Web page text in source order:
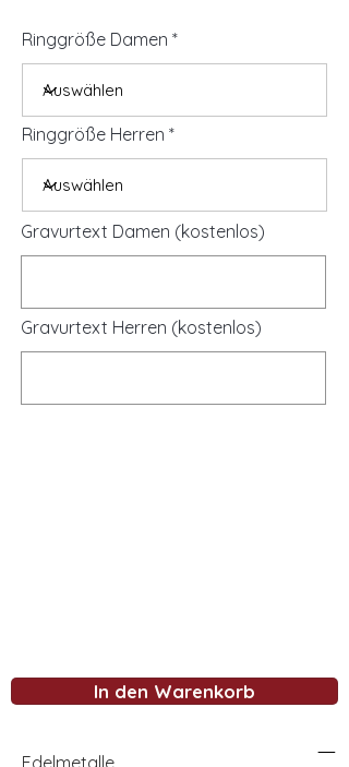
Ringgröße Damen
Ringgröße Herren
Gravurtext Damen (kostenlos)
Gravurtext Herren (kostenlos)
In den Warenkorb